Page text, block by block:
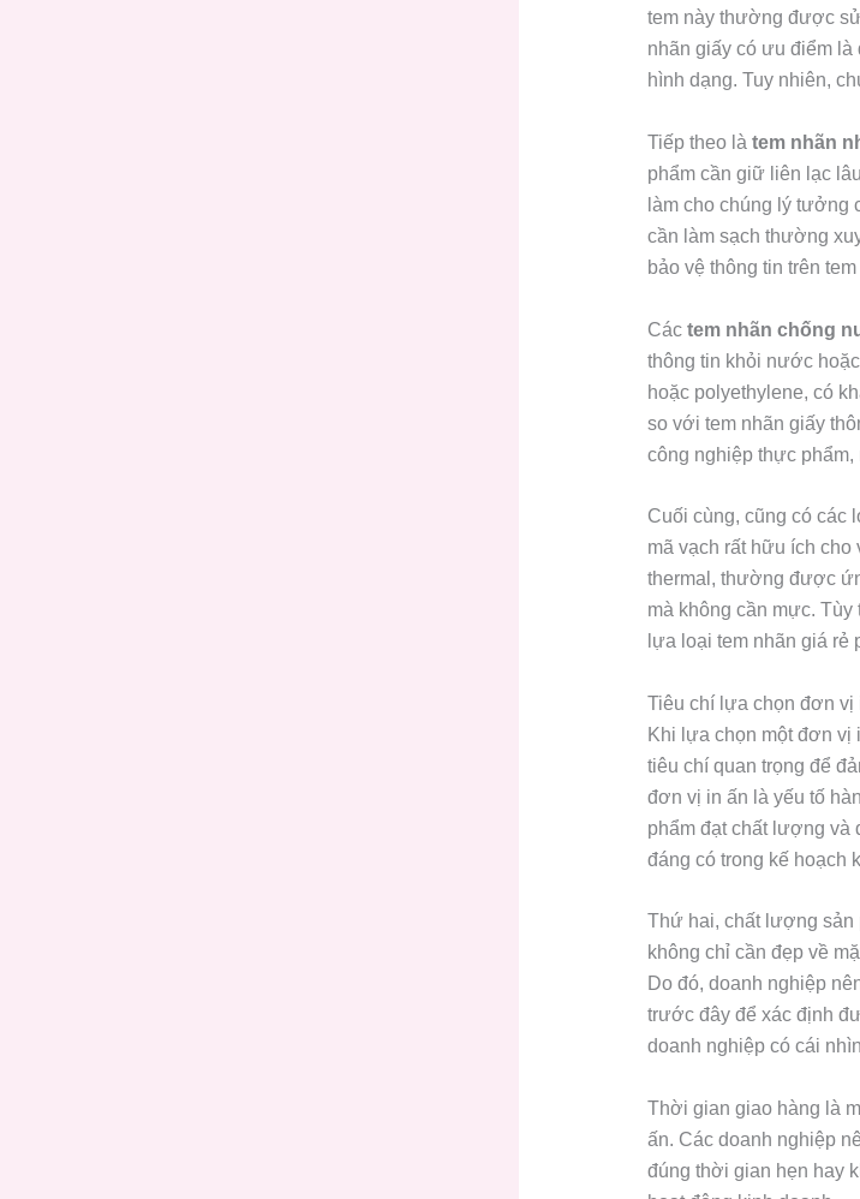
tem này thường được
nhãn giấy có ưu điểm
hình dạng. Tuy nhiên,
Tiếp theo là tem nhãn
phẩm cần giữ liên lạc
làm cho chúng lý tưởng
cần làm sạch thường
bảo vệ thông tin trên
Các tem nhãn chống
thông tin khỏi nước
hoặc polyethylene, có
so với tem nhãn giấy
công nghiệp thực phẩm,
Cuối cùng, cũng có các
mã vạch rất hữu ích cho
thermal, thường được
mà không cần mực.
lựa loại tem nhãn giá rẻ
Tiêu chí lựa chọn đơn vị
Khi lựa chọn một đơn vị
tiêu chí quan trọng để
đơn vị in ấn là yếu tố
phẩm đạt chất lượng và
đáng có trong kế hoạch
Thứ hai, chất lượng sản
không chỉ cần đẹp về
Do đó, doanh nghiệp
trước đây để xác định
doanh nghiệp có cái
Thời gian giao hàng là
ấn. Các doanh nghiệp
đúng thời gian hẹn hay